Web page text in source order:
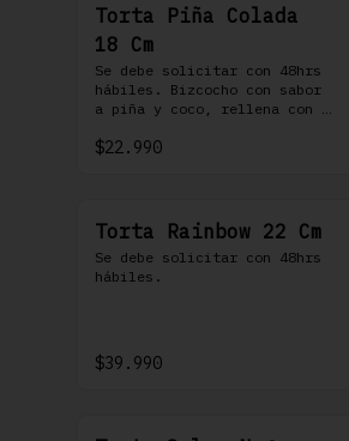
Torta Piña Colada
18 Cm
Se debe solicitar con 48hrs
hábiles. Bizcocho con sabor
a piña y coco, rellena con
y coco, cubierta con
$22.990
Torta Rainbow 22 Cm
Se debe solicitar con 48hrs
hábiles.
$39.990